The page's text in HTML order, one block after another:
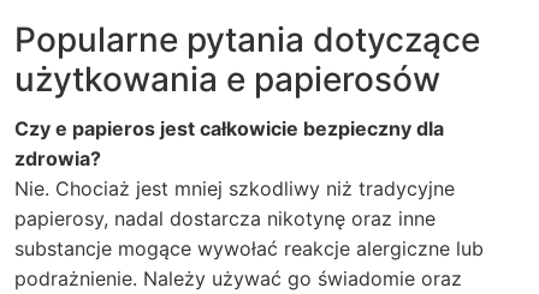
Popularne pytania dotyczące
użytkowania e papierosów
Czy e papieros jest całkowicie bezpieczny dla
zdrowia?
Nie. Chociaż jest mniej szkodliwy niż tradycyjne
papierosy, nadal dostarcza nikotynę oraz inne
substancje mogące wywołać reakcje alergiczne lub
podrażnienie. Należy używać go świadomie oraz